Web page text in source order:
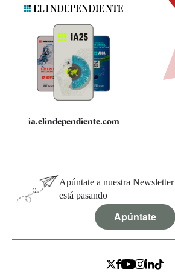
Quiénes somos
Especificaciones
ia.elindependiente.com
Apúntate a nuestra
está pasando
Apúntate